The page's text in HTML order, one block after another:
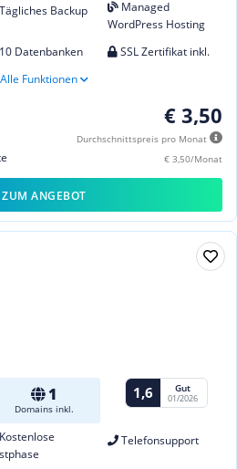
Backup
Managed
WordPress Hosting
Datenbanken
SSL Zertifikat inkl.
Funktionen
€ 3,50
Durchschnittspreis pro Monat
€ 3,50/Monat
ZUM ANGEBOT
1
Domains inkl.
1,6 Gut
01/2026
Telefonsupport